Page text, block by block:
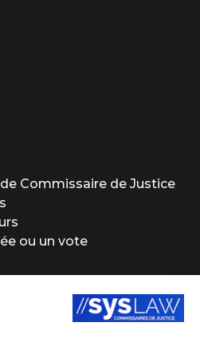
Commissaire de Justice
ou un vote
Commissaire de Justice